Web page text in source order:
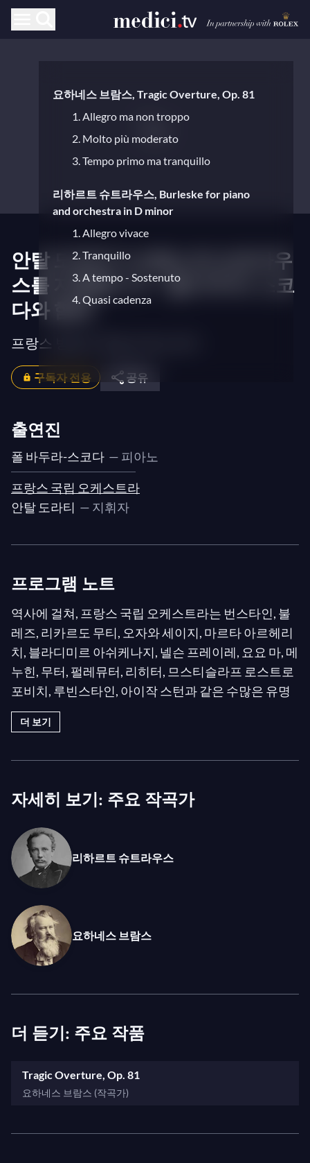
요하네스 브람스, Tragic Overture, Op. 81
1. Allegro ma non troppo
2. Molto più moderato
3. Tempo primo ma tranquillo
리하르트 슈트라우스, Burleske for piano
and orchestra in D minor
1. Allegro vivace
2. Tranquillo
3. A tempo - Sostenuto
4. Quasi cadenza
안탈 도라티가 브람스와 슈트라우
스를 지휘합니다 – 폴 바두라-스코
다와 함께
프랑스 방송국 국립 오케스트라
구독자 전용 공유
출연진
폴 바두라-스코다 — 피아노
프랑스 국립 오케스트라
안탈 도라티 — 지휘자
프로그램 노트
역사에 걸쳐, 프랑스 국립 오케스트라는 번스타인, 불
레즈, 리카르도 무티, 오자와 세이지, 마르타 아르헤리
치, 블라디미르 아쉬케나지, 넬슨 프레이레, 요요 마, 메
누힌, 무터, 펄레뮤터, 리히터, 므스티슬라프 로스트로
포비치, 루빈스타인, 아이작 스턴과 같은 수많은 유명
지휘자 및 예술가들과 협력해 왔습니다. 도라티의 지
휘 아래 피아니스트 폴 바두라-스코다가 합류하여, 이
“하나는 울고 다른 하나는 웃는다”라고 작곡가는 그의
두 유명한 관현악 서곡에 대해 설명했습니다. 일종의
환상곡인 아카데믹 서곡
에서 연주되는비극적 서곡은 작곡가의 더 깊은 예술
적 탐구와 소나타 형식 구조에 대한 더 큰 준수를 반영
하고 있습니다. 프로그램의 후반부는 브람스와 긴밀한
교류를 하던 시기에 작곡된 슈트라우스의
할애되어 있습니다. 비교적 짧은 이 곡은 슈트라우스
의 발전하는 예술적 목소리를 엿볼 수 있게 하며, 특히
더 보기
자세히 보기: 주요 작곡가
리하르트 슈트라우스
요하네스 브람스
더 듣기: 주요 작품
Tragic Overture, Op. 81
요하네스 브람스 (작곡가)